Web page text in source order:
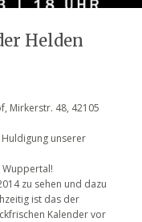
Helden
Mirkerstr. 48, 42105
unserer
zu sehen und dazu
ist das der
Kalender vor